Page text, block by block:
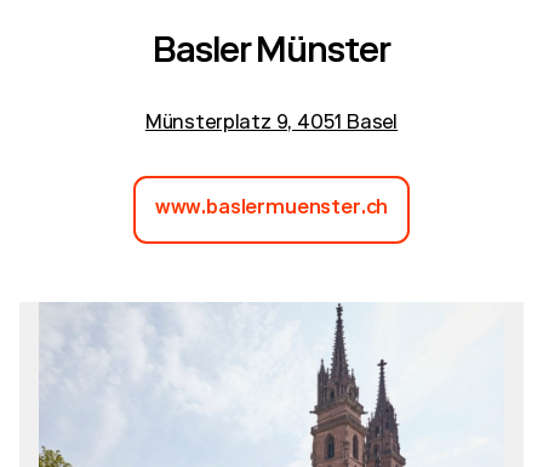
Basler Münster
Münsterplatz 9, 4051 Basel
www.baslermuenster.ch